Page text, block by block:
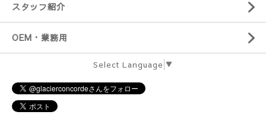
スタッフ紹介
OEM・業務用
Select Language ▼